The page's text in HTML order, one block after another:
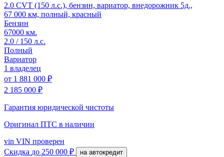
2.0 CVT (150 л.с.), бензин, вариатор, внедорожник 5д.,
67 000 км, полный, красный
Бензин
67000 км.
2.0 / 150 л.с.
Полный
Вариатор
1 владелец
от 1 881 000 ₽
2 185 000 ₽
Гарантия юридической чистоты
Оригинал ПТС в наличии
vin VIN проверен
Скидка до 250 000 ₽ на автокредит